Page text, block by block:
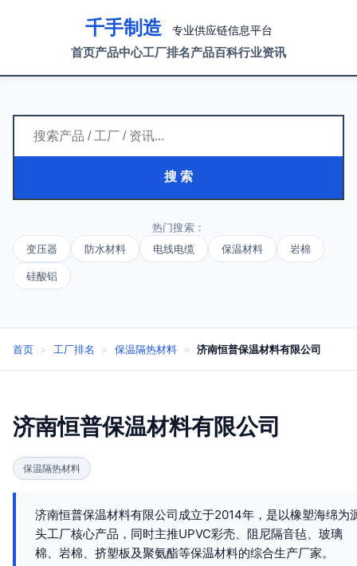
千手制造 专业供应链信息平台
首页产品中心工厂排名产品百科行业资讯
搜 索
热门搜索：
变压器
防水材料 电线电缆 保温材料 岩棉
硅酸铝
首页 > 工厂排名 > 保温隔热材料 > 济南恒普保温材料有限公司
济南恒普保温材料有限公司
保温隔热材料
济南恒普保温材料有限公司成立于2014年，是以橡塑海绵为
头工厂核心产品，同时主推UPVC彩壳、阻尼隔音毡、玻璃
棉、岩棉、挤塑板及聚氨酯等保温材料的综合生产厂家。